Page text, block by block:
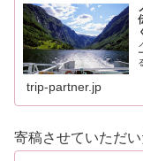
trip-partner.jp
寄稿させていただ